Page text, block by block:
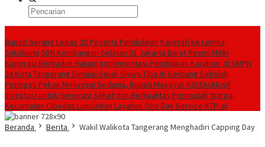
Bupati Serang Lepas 20 Peserta Pendidikan Kaligrafi ke Lemka
Sukabumi SDN Kembangan Selatan 01 Jakarta Barat Resmi Miliki
Koperasi Berbadan Hukum Implementasi Pendidikan Karakter di SMPN
24 Kota Tangerang Dimulai Sejak Siswa Tiba di Gerbang Sekolah
Peringati Pekan Menyusui Sedunia, Bupati Maesyal: ASI Eksklusif
Investasi untuk Generasi Sehat dan Berkualitas Permudah Warga,
Kecamatan Cibodas Luncurkan Layanan One Day Service KTP-el
Beranda
Berita Wakil Walikota Tangerang Menghadiri Capping Day